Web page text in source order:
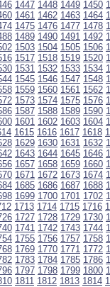
1447 1448 1449 1450
1461 1462 1463 1464
1475 1476 1477 1478
1489 1490 1491 1492
1503 1504 1505 1506
1517 1518 1519 1520
1531 1532 1533 1534
1545 1546 1547 1548
1559 1560 1561 1562
1573 1574 1575 1576
1587 1588 1589 1590
1601 1602 1603 1604
1615 1616 1617 1618
1629 1630 1631 1632
1643 1644 1645 1646
1657 1658 1659 1660
1671 1672 1673 1674
1685 1686 1687 1688
1699 1700 1701 1702
1713 1714 1715 1716
1727 1728 1729 1730
1741 1742 1743 1744
1755 1756 1757 1758
1769 1770 1771 1772
1783 1784 1785 1786
1797 1798 1799 1800
1811 1812 1813 1814